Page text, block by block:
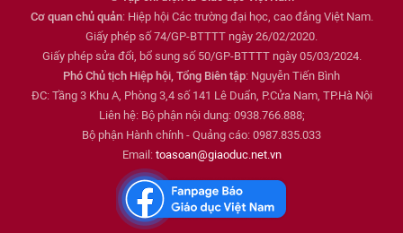
Cơ quan chủ quản: Hiệp hội Các trường đại học, cao đẳng Việt Nam.
Giấy phép số 74/GP-BTTTT ngày 26/02/2020.
Giấy phép sửa đổi, bổ sung số 50/GP-BTTTT ngày 05/03/2024.
Phó Chủ tịch Hiệp hội, Tổng Biên tập: Nguyễn Tiến Bình
ĐC: Tầng 3 Khu A, Phòng 3,4 số 141 Lê Duẩn, P.Cửa Nam, TP.Hà Nội
Liên hệ: Bộ phận nội dung: 0938.766.888;
Bộ phận Hành chính - Quảng cáo: 0987.835.033
Email: toasoan@giaoduc.net.vn